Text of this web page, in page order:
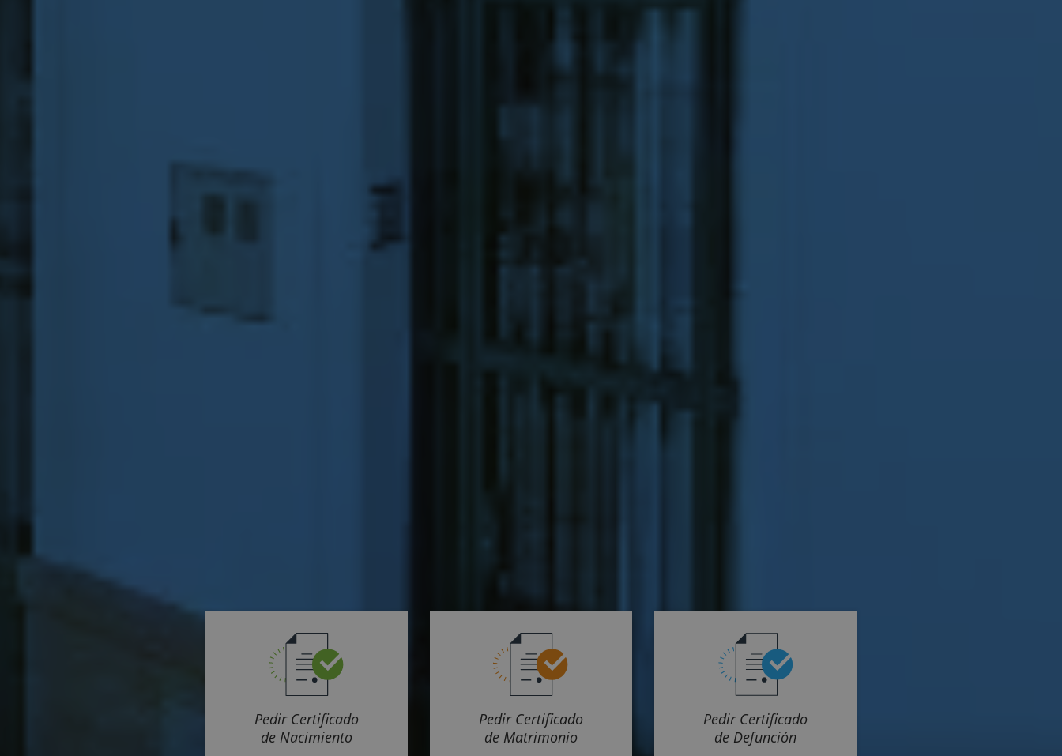
Pedir Certificado
de Nacimiento
Pedir Certificado
de Matrimonio
Pedir Certificado
de Defunción